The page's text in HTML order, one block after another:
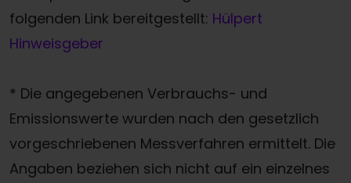
folgenden Link bereitgestellt: Hülpert
Hinweisgeber
* Die angegebenen Verbrauchs- und
Emissionswerte wurden nach den gesetzlich
vorgeschriebenen Messverfahren ermittelt. Die
Angaben beziehen sich nicht auf ein einzelnes